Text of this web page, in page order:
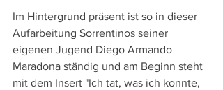
Im Hintergrund präsent ist so in dieser
Aufarbeitung Sorrentinos seiner
eigenen Jugend Diego Armando
Maradona ständig und am Beginn steht
mit dem Insert "Ich tat, was ich konnte,